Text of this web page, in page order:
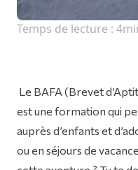
Temps de lecture :
Le BAFA (Brevet
est une formation qui
auprès d’enfants et
ou en séjours de